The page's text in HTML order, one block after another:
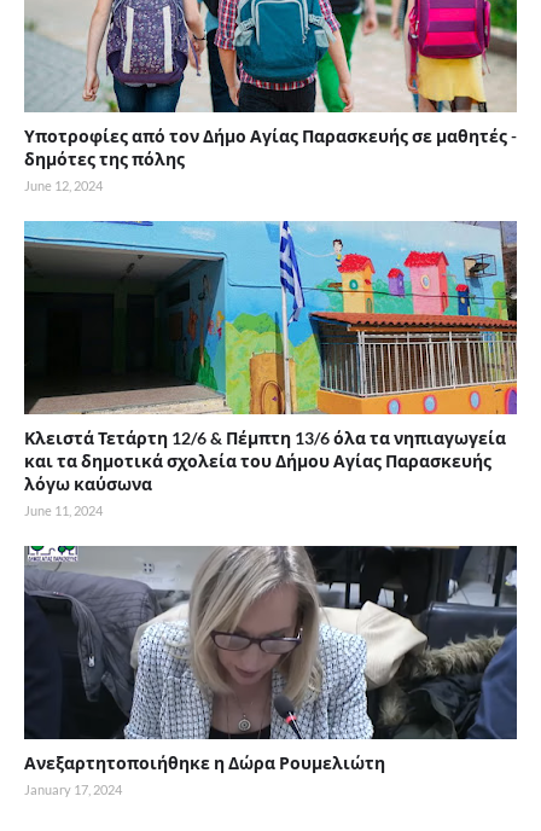
Υποτροφίες από τον Δήμο Αγίας Παρασκευής σε μαθητές -
δημότες της πόλης
June 12, 2024
Κλειστά Τετάρτη 12/6 & Πέμπτη 13/6 όλα τα νηπιαγωγεία
και τα δημοτικά σχολεία του Δήμου Αγίας Παρασκευής
λόγω καύσωνα
June 11, 2024
Ανεξαρτητοποιήθηκε η Δώρα Ρουμελιώτη
January 17, 2024